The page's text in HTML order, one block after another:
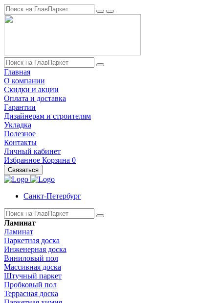
Главная
О компании
Скидки и акции
Оплата и доставка
Гарантии
Дизайнерам и строителям
Укладка
Полезное
Контакты
Личный кабинет
Избранное Корзина 0
Связаться
Санкт-Петербург
Ламинат
Ламинат
Паркетная доска
Инженерная доска
Виниловый пол
Массивная доска
Штучный паркет
Пробковый пол
Террасная доска